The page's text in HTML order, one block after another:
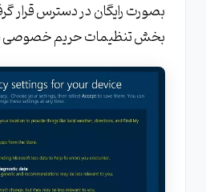
بصورت رایگان در دسترس قرار
بخش تنظیمات حریم خصوصی